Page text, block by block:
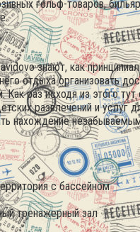
гольф-товаров,
знают, как
отдыха организовать
Как раз исходя из этого
развлечений и услуг
нахождение
с бассейном
тренажерный зал